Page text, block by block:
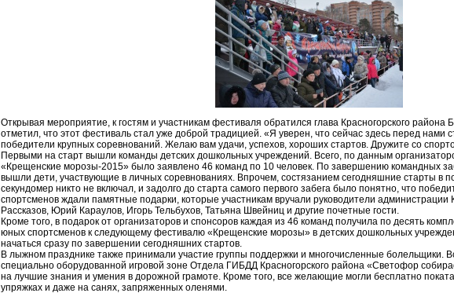
Открывая мероприятие, к гостям и участникам фестиваля обратился глава Красногорского района
отметил, что этот фестиваль стал уже доброй традицией. «Я уверен, что сейчас здесь перед нами
победители крупных соревнований. Желаю вам удачи, успехов, хороших стартов. Дружите со
Первыми на старт вышли команды детских дошкольных учреждений. Всего, по данным
«Крещенские морозы-2015» было заявлено 46 команд по 10 человек. По завершению командных
вышли дети, участвующие в личных соревнованиях. Впрочем, состязанием сегодняшние старты в
секундомер никто не включал, и задолго до старта самого первого забега было понятно, что
спортсменов ждали памятные подарки, которые участникам вручали руководители администрации
Рассказов, Юрий Караулов, Игорь Тельбухов, Татьяна Швейниц и другие почетные гости.
Кроме того, в подарок от организаторов и спонсоров каждая из 46 команд получила по десять
юных спортсменов к следующему фестивалю «Крещенские морозы» в детских дошкольных
начаться сразу по завершении сегодняшних стартов.
В лыжном празднике также принимали участие группы поддержки и многочисленные болельщики.
специально оборудованной игровой зоне Отдела ГИБДД Красногорского района «Светофор
на лучшие знания и умения в дорожной грамоте. Кроме того, все желающие могли бесплатно
упряжках и даже на санях, запряженных оленями.